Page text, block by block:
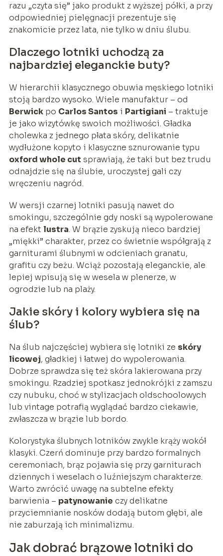
razu „czyta się” jako produkt z wyższej półki, a przy
odpowiedniej pielęgnacji prezentuje się
znakomicie przez lata, nie tylko w dniu ślubu.
Dlaczego lotniki uchodzą za
najbardziej eleganckie buty?
W hierarchii klasycznego obuwia męskiego lotniki
stoją bardzo wysoko. Wiele manufaktur – od
Berwickpo Carlos Santos i Partigiani – traktuje
je jako wizytówkę swoich możliwości. Gładka
cholewka z jednego płata skóry, delikatnie
wydłużone kopyto i klasyczne sznurowanie typu
oxford whole cut sprawiają, że taki but bez trudu
odnajdzie się na ślubie, uroczystej gali czy
wręczeniu nagród.
W wersji czarnej lotniki pasują nawet do
smokingu, szczególnie gdy noski są wypolerowane
na efekt lustra. W brązie zyskują nieco bardziej
„miękki” charakter, przez co świetnie współgrają z
garniturami ślubnymi w odcieniach granatu,
grafitu czy beżu. Wciąż pozostają eleganckie, ale
lepiej wpisują się w wesela w plenerze, w
ogrodzie lub na plaży.
Jakie skóry i kolory wybiera się na
ślub?
Na ślub najczęściej wybiera się lotniki ze skóry
licowej, gładkiej i łatwej do wypolerowania.
Dobrze sprawdza się też skóra lakierowana przy
smokingu. Rzadziej spotkasz jednokrójki z zamszu
czy nubuku, choć w stylizacjach oldschoolowych
lub vintage potrafią wyglądać bardzo ciekawie,
zwłaszcza w brązie lub bordo.
Kolorystyka ślubnych lotników zwykle krąży wokół
klasyki. Czerń dominuje przy bardzo formalnych
ceremoniach, brąz pojawia się przy garniturach
dziennych i weselach o luźniejszym charakterze.
Warto zwrócić uwagę na subtelne efekty
barwienia – patynowanie czy delikatne
przyciemnianie nosków dodają butom głębi, ale
nie zaburzają ich minimalizmu.
Jak dobrać brązowe lotniki do